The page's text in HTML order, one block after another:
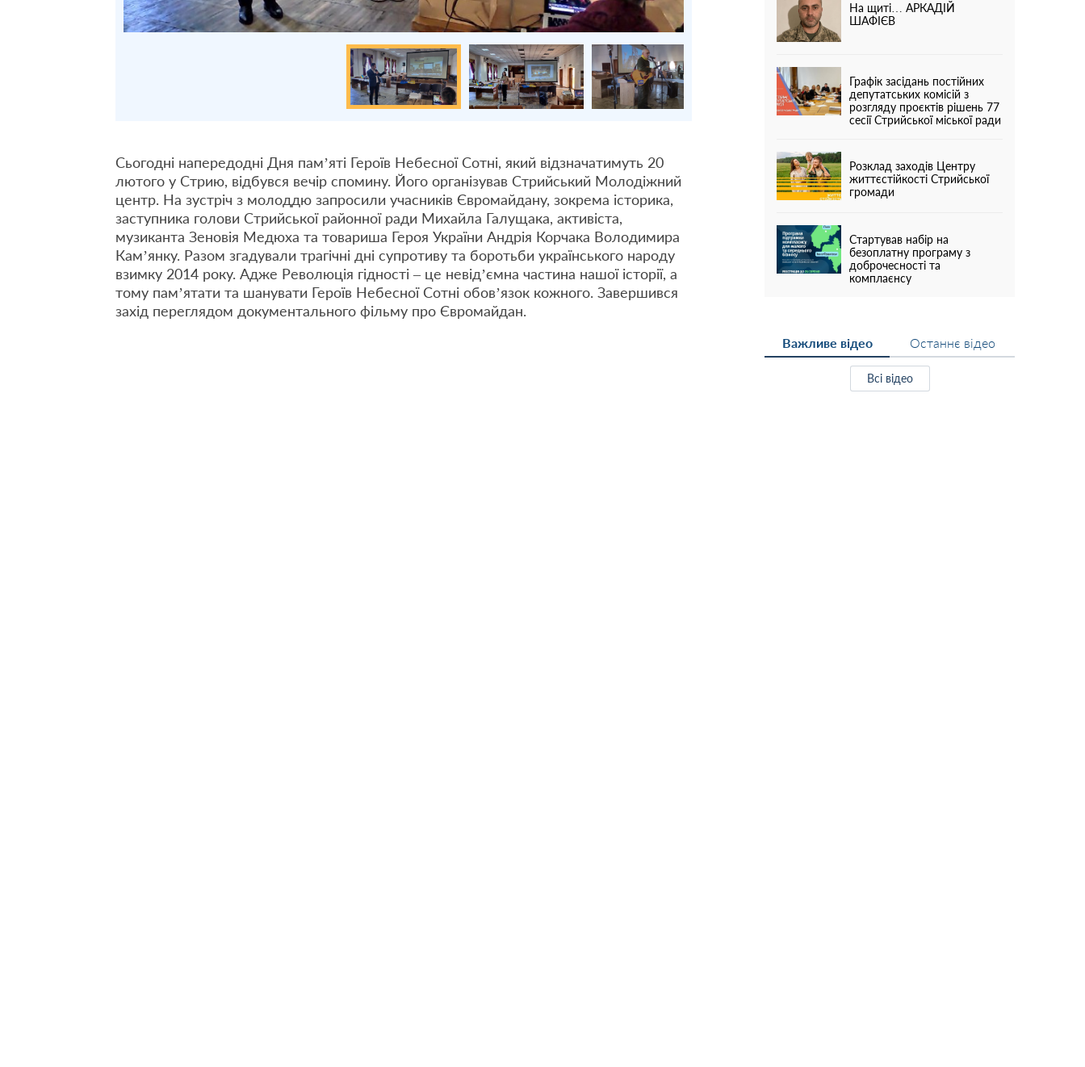
Сьогодні напередодні Дня пам’яті Героїв Небесної Сотні, який відзначатимуть 20
лютого у Стрию, відбувся вечір спомину. Його організував Стрийський Молодіжний
центр. На зустріч з молоддю запросили учасників Євромайдану, зокрема історика,
заступника голови Стрийської районної ради Михайла Галущака, активіста,
музиканта Зеновія Медюха та товариша Героя України Андрія Корчака Володимира
Кам’янку. Разом згадували трагічні дні супротиву та боротьби українського народу
взимку 2014 року. Адже Революція гідності – це невід’ємна частина нашої історії, а
тому пам’ятати та шанувати Героїв Небесної Сотні обов’язок кожного. Завершився
захід переглядом документального фільму про Євромайдан.
На щиті… АРКАДІЙ
ШАФІЄВ
Графік засідань постійних
депутатських комісій з
розгляду проєктів рішень 77
сесії Стрийської міської ради
Розклад заходів Центру
життєстійкості Стрийської
громади
Стартував набір на
безоплатну програму з
доброчесності та
комплаєнсу
Важливе відео Останнє відео
Всі відео